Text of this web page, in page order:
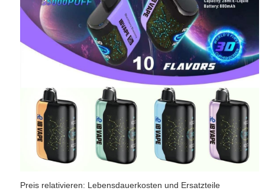
Preis relativieren: Lebensdauerkosten und Ersatzteile